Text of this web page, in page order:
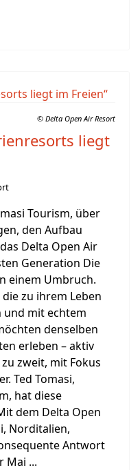
© Delta Open Air Resort
liegt
Tourism, über
den Aufbau
Delta Open Air
Generation Die
einem Umbruch.
zu ihrem Leben
und mit echtem
denselben
erleben – aktiv
zweit, mit Fokus
Ted Tomasi,
hat diese
dem Delta Open
Norditalien,
Antwort
Mai ...